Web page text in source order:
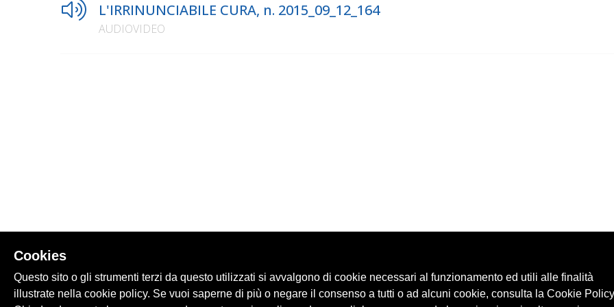
L'IRRINUNCIABILE CURA, n. 2015_09_12_164
AUDIOVIDEO
Cookies
Questo sito o gli strumenti terzi da questo utilizzati si avvalgono di cookie necessari al funzionamento ed utili alle finalità
illustrate nella cookie policy. Se vuoi saperne di più o negare il consenso a tutti o ad alcuni cookie, consulta la Cookie